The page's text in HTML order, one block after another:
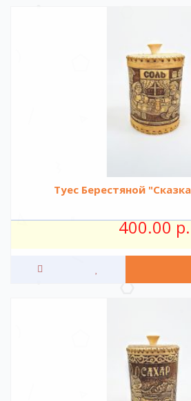
Туес Берестяной
400.00 р.